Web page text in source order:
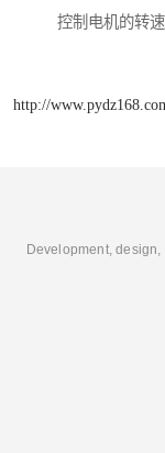
控制电机的转
http://
Development,